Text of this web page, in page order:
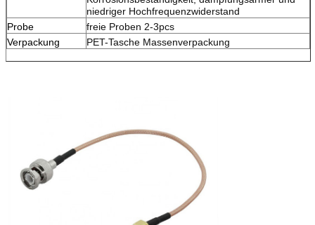
niedriger Hochfrequenzwiderstand
Probe
freie Proben 2-3pcs
Verpackung
PET-Tasche Massenverpackung